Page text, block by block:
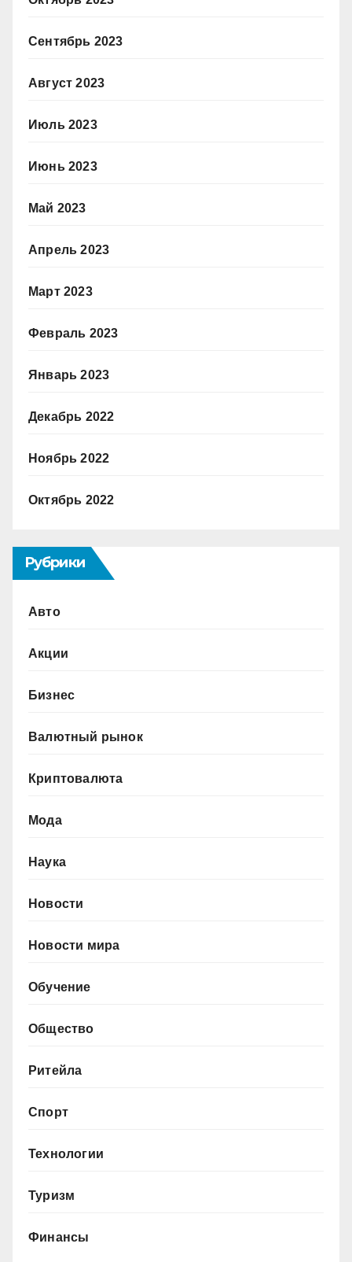
Сентябрь 2023
Август 2023
Июль 2023
Июнь 2023
Май 2023
Апрель 2023
Март 2023
Февраль 2023
Январь 2023
Декабрь 2022
Ноябрь 2022
Октябрь 2022
Рубрики
Авто
Акции
Бизнес
Валютный рынок
Криптовалюта
Мода
Наука
Новости
Новости мира
Обучение
Общество
Ритейла
Спорт
Технологии
Туризм
Финансы